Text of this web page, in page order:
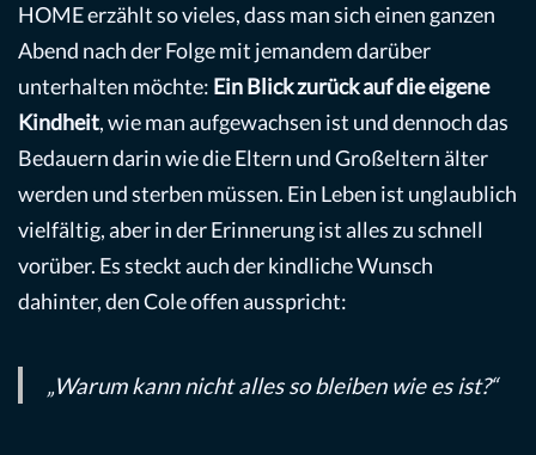
HOME erzählt so vieles, dass man sich einen ganzen
Abend nach der Folge mit jemandem darüber
unterhalten möchte: Ein Blick zurück auf die eigene
Kindheit, wie man aufgewachsen ist und dennoch das
Bedauern darin wie die Eltern und Großeltern älter
werden und sterben müssen. Ein Leben ist unglaublich
vielfältig, aber in der Erinnerung ist alles zu schnell
vorüber. Es steckt auch der kindliche Wunsch
dahinter, den Cole offen ausspricht:
„Warum kann nicht alles so bleiben wie es ist?“